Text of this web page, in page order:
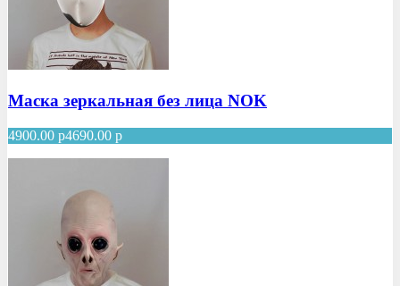
Маска зеркальная без лица NOK
4900.00 р4690.00 р